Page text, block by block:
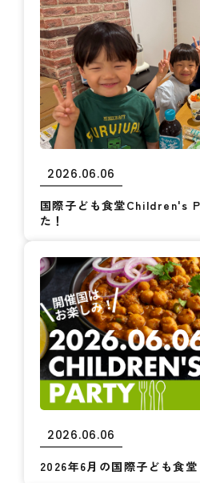
2026.06.06
国際子ども食堂Children's
た！
2026.06.06
2026年6月の国際子ども食堂